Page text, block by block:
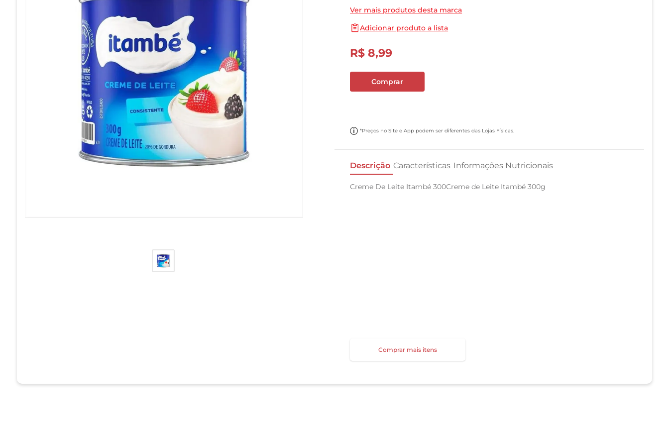
Ver mais produtos desta marca
Adicionar produto a lista
R$ 8,99
Comprar
*Preços no Site e App podem ser diferentes das Lojas Físicas.
Descrição Características Informações Nutricionais
Creme De Leite Itambé 300Creme de Leite Itambé 300g
Comprar mais itens